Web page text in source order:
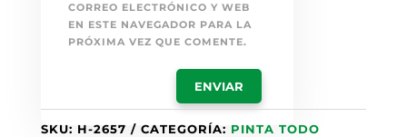
CORREO ELECTRÓNICO Y WEB
EN ESTE NAVEGADOR PARA LA
PRÓXIMA VEZ QUE COMENTE.
SKU: H-2657 CATEGORÍA: PINTA TODO